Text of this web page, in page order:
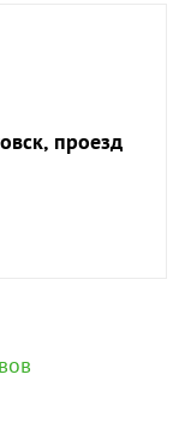
проезд